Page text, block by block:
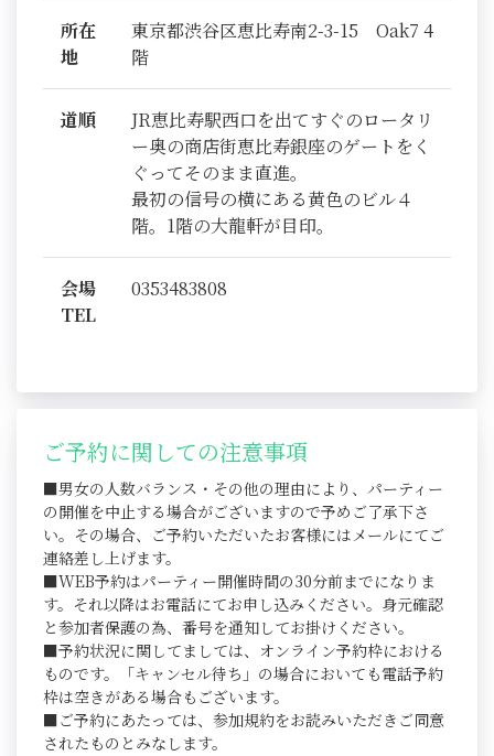
所在
地
東京都渋谷区恵比寿南2-3-15 Oak7 4
階
道順
JR恵比寿駅西口を出てすぐのロータリ
ー奥の商店街恵比寿銀座のゲートをく
ぐってそのまま直進。
最初の信号の横にある黄色のビル４
階。1階の大龍軒が目印。
会場
TEL
0353483808
ご予約に関しての注意事項
■男女の人数バランス・その他の理由により、パーティー
の開催を中止する場合がございますので予めご了承下さ
い。その場合、ご予約いただいたお客様にはメールにてご
連絡差し上げます。
■WEB予約はパーティー開催時間の30分前までになりま
す。それ以降はお電話にてお申し込みください。身元確認
と参加者保護の為、番号を通知してお掛けください。
■予約状況に関してましては、オンライン予約枠における
ものです。「キャンセル待ち」の場合においても電話予約
枠は空きがある場合もございます。
■ご予約にあたっては、参加規約をお読みいただきご同意
されたものとみなします。